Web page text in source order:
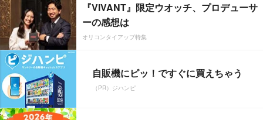
『VIVANT』限定ウオッチ、プロデューサ
ーの感想は
オリコンタイアップ特集
自販機にピッ！ですぐに買えちゃう
（PR）ジハンピ